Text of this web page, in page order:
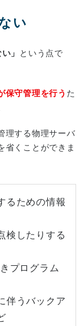
い
」
という点で
保守管理を行う た
理する物理サーバ
省くことができま
るための情報
検したりする
プログラム
伴うバックア